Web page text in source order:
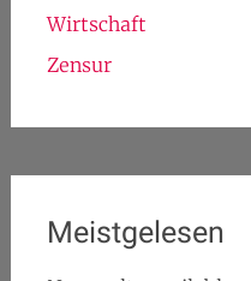
Wirtschaft
Zensur
Meistgelesen